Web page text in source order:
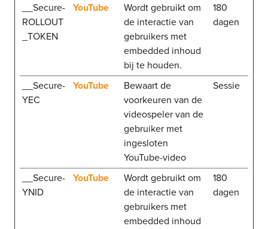
__Secure-
ROLLOUT
_TOKEN
YouTube
Wordt gebruikt om
de interactie van
gebruikers met
embedded inhoud
bij te houden.
180
dagen
__Secure-
YEC
YouTube
Bewaart de
voorkeuren van de
videospeler van de
gebruiker met
ingesloten
YouTube-video
Sessie
__Secure-
YNID
YouTube
Wordt gebruikt om
de interactie van
gebruikers met
embedded inhoud
180
dagen